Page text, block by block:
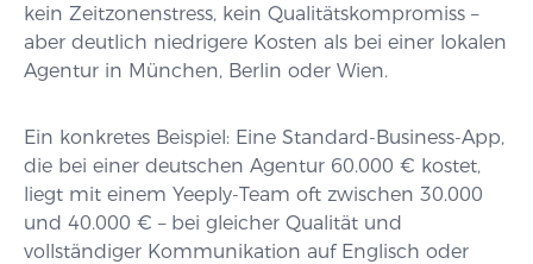
kein Zeitzonenstress, kein Qualitätskompromiss –
aber deutlich niedrigere Kosten als bei einer lokalen
Agentur in München, Berlin oder Wien.
Ein konkretes Beispiel: Eine Standard-Business-App,
die bei einer deutschen Agentur 60.000 € kostet,
liegt mit einem Yeeply-Team oft zwischen 30.000
und 40.000 € – bei gleicher Qualität und
vollständiger Kommunikation auf Englisch oder